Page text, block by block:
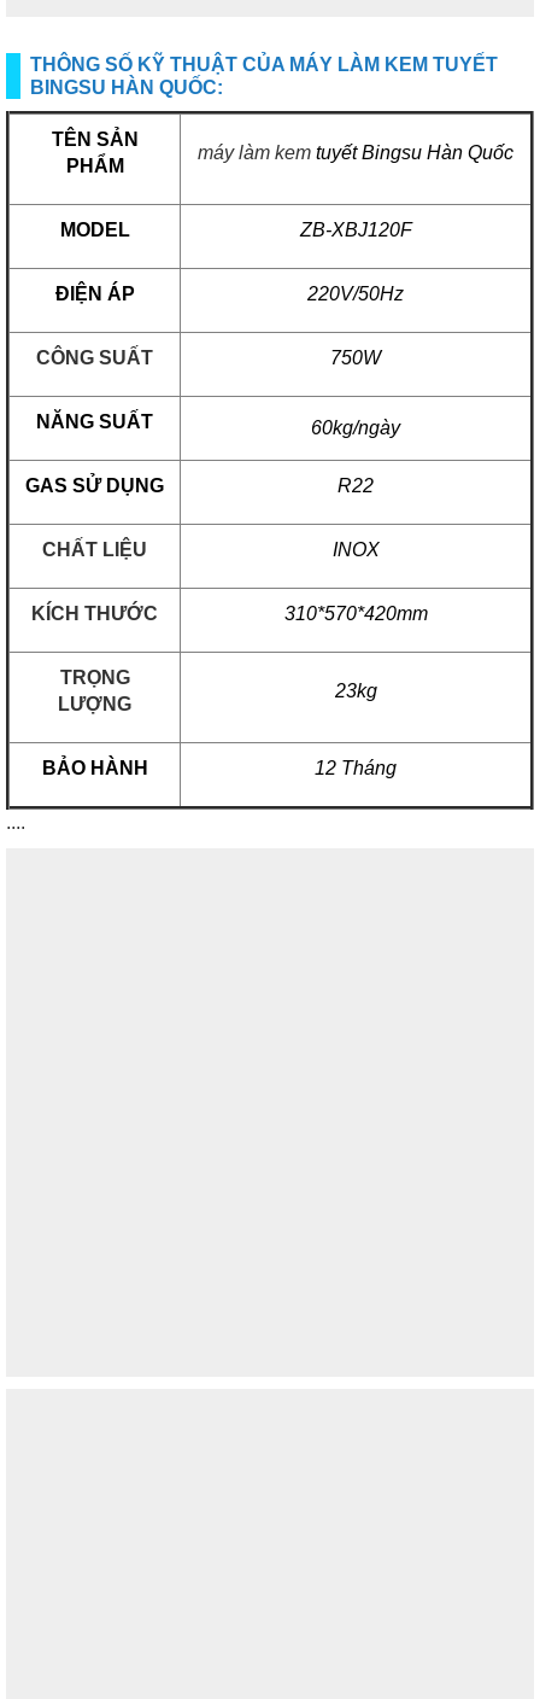
THÔNG SỐ KỸ THUẬT CỦA MÁY LÀM KEM TUYẾT
BINGSU HÀN QUỐC:
TÊN SẢN
PHẨM
máy làm kem tuyết Bingsu Hàn Quốc
MODEL ZB-XBJ120F
ĐIỆN ÁP 220V/50Hz
CÔNG SUẤT 750W
NĂNG SUẤT 60kg/ngày
GAS SỬ DỤNG R22
CHẤT LIỆU INOX
KÍCH THƯỚC 310*570*420mm
TRỌNG
LƯỢNG
23kg
BẢO HÀNH 12 Tháng
....